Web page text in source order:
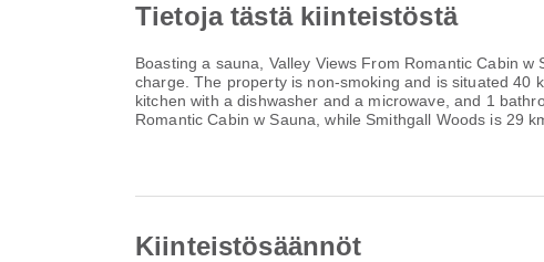
Tietoja tästä kiinteistöstä
Boasting a sauna, Valley Views From Romantic Cabin
charge. The property is non-smoking and is situated 40
kitchen with a dishwasher and a microwave, and 1
Romantic Cabin w Sauna, while Smithgall Woods is 29
Kiinteistösäännöt